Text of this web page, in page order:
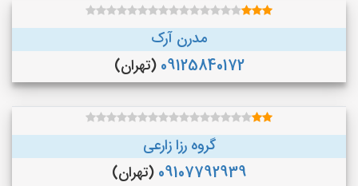
مدرن آرک
09125840172 (تهران)
گروه رزا زارعی
09107792939 (تهران)